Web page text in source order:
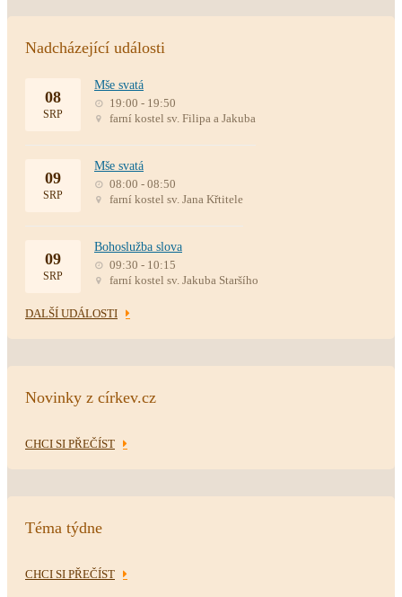
Nadcházející události
08
SRP
Mše svatá
19:00 - 19:50
farní kostel sv. Filipa a Jakuba
09
SRP
Mše svatá
08:00 - 08:50
farní kostel sv. Jana Křtitele
09
SRP
Bohoslužba slova
09:30 - 10:15
farní kostel sv. Jakuba Staršího
DALŠÍ UDÁLOSTI
Novinky z církev.cz
CHCI SI PŘEČÍST
Téma týdne
CHCI SI PŘEČÍST